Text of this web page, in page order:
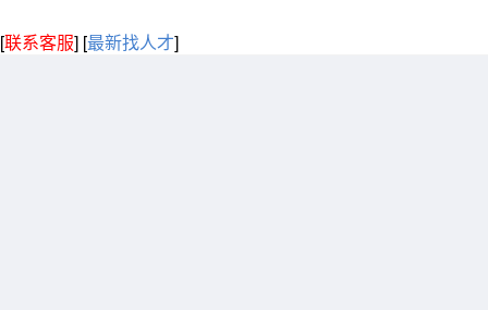
[联系客服] [最新找人才]